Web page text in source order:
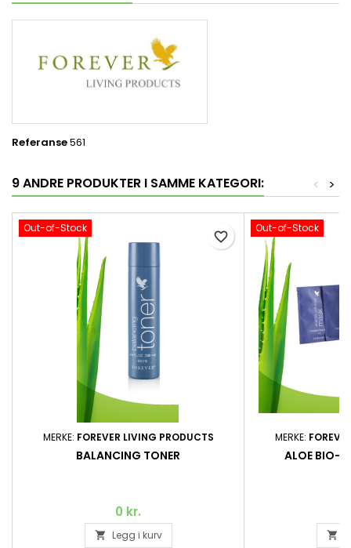
Referanse561
9 ANDRE PRODUKTER I SAMME KATEGORI: >
<
Out-of-Stock
MERKE: FOREVER LIVING PRODUCTS
BALANCING TONER
0 kr.
 Legg i kurv
favorite_border
Out-of-Stock
MERKE:
ALOE BIO-
